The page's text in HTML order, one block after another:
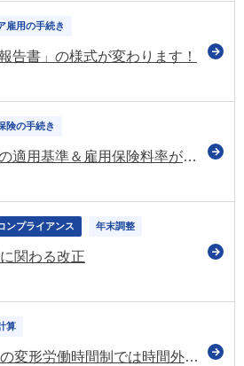
雇用の手続き
告書」の様式が変わります！
険の手続き
雇用保険の被保険者の適用基準＆雇用保険料率が改正されました
ンプライアンス 年末調整
関わる改正
算
1カ月単位、1年単位の変形労働時間制では時間外労働の計算はどのようになりますか